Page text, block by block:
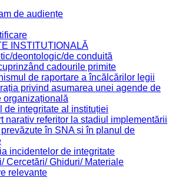
de audiențe
INSTITUȚIONALĂ
deontologic/de conduită
cadourile primite
de raportare a încălcărilor legii
privind asumarea unei agende de
organizațională
de integritate al instituției
narativ referitor la stadiul implementării
în SNA și în planul de
incidentelor de integritate
Cercetări/ Ghiduri/ Materiale
relevante